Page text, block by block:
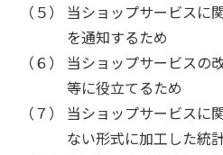
（５） 当ショップサービスに
を通知するため
（６） 当ショップサービスの
等に役立てるため
（７） 当ショップサービスに
ない形式に加工した統